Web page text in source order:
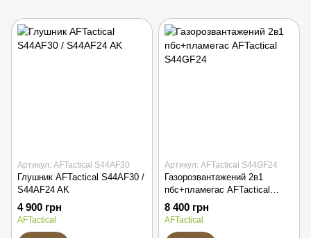
Артикул: AFTactical S44AF30
Глушник AFTactical S44AF30 /
S44AF24 AK
4 900 грн
AFTactical
Артикул: AFTactical S44GF24
Газорозвантажений 2в1
пбс+пламегас AFTactical
S44GF24
8 400 грн
AFTactical